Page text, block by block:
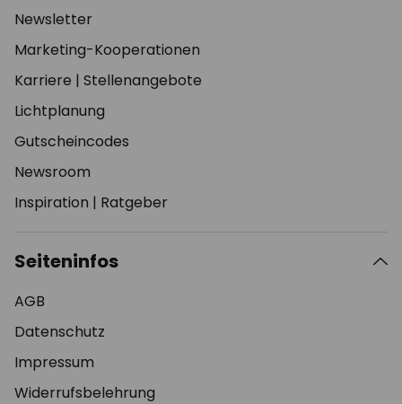
Newsletter
Marketing-Kooperationen
Karriere | Stellenangebote
Lichtplanung
Gutscheincodes
Newsroom
Inspiration | Ratgeber
Seiteninfos
AGB
Datenschutz
Impressum
Widerrufsbelehrung